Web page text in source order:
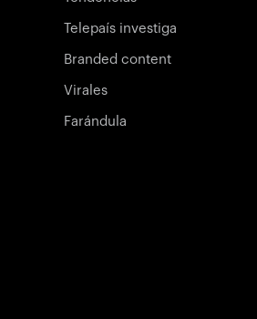
Telepaís investiga
Branded content
Virales
Farándula